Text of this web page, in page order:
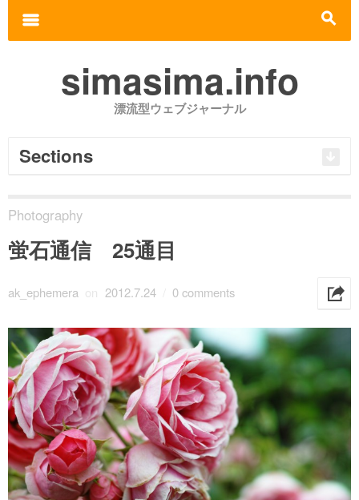
s
m
simasima.info
漂流型ウェブジャーナル
Sections
Photography
蛍石通信 25通目
h
ak_ephemera on 2012.7.24 0 comments